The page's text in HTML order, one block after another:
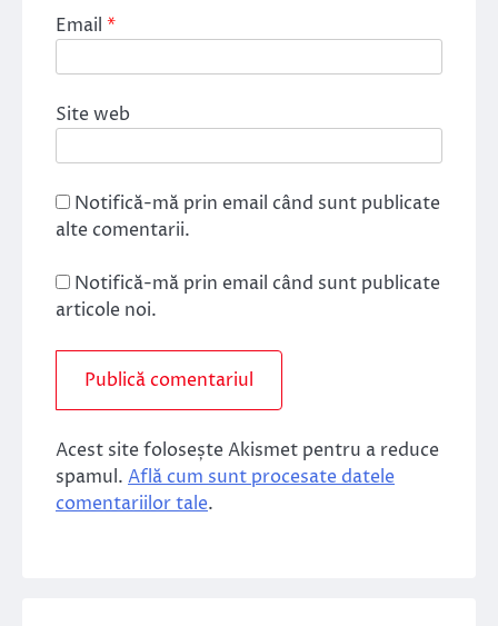
Email *
Site web
Notifică-mă prin email când sunt publicate
alte comentarii.
Notifică-mă prin email când sunt publicate
articole noi.
Acest site folosește Akismet pentru a reduce
spamul. Află cum sunt procesate datele
comentariilor tale.